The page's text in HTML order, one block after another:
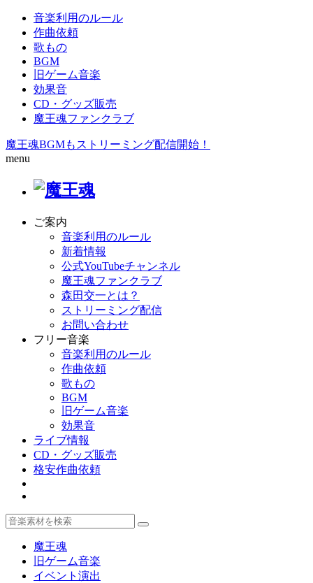
音楽利用のルール
作曲依頼
歌もの
BGM
旧ゲーム音楽
効果音
CD・グッズ販売
魔王魂ファンクラブ
魔王魂BGMもストリーミング配信開始！
menu
ご案内
音楽利用のルール
新着情報
公式YouTubeチャンネル
魔王魂ファンクラブ
森田交一とは？
ストリーミング配信
お問い合わせ
フリー音楽
音楽利用のルール
作曲依頼
歌もの
BGM
旧ゲーム音楽
効果音
ライブ情報
CD・グッズ販売
格安作曲依頼
魔王魂
旧ゲーム音楽
イベント演出